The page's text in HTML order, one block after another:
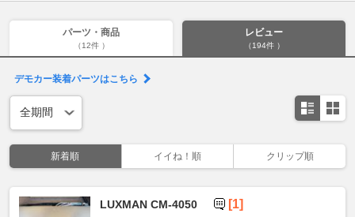
パーツ・商品
（12件 ）
レビュー
（194件 ）
デモカー装着パーツはこちら
新着順 イイね！順 クリップ順
LUXMAN CM-4050 [1]